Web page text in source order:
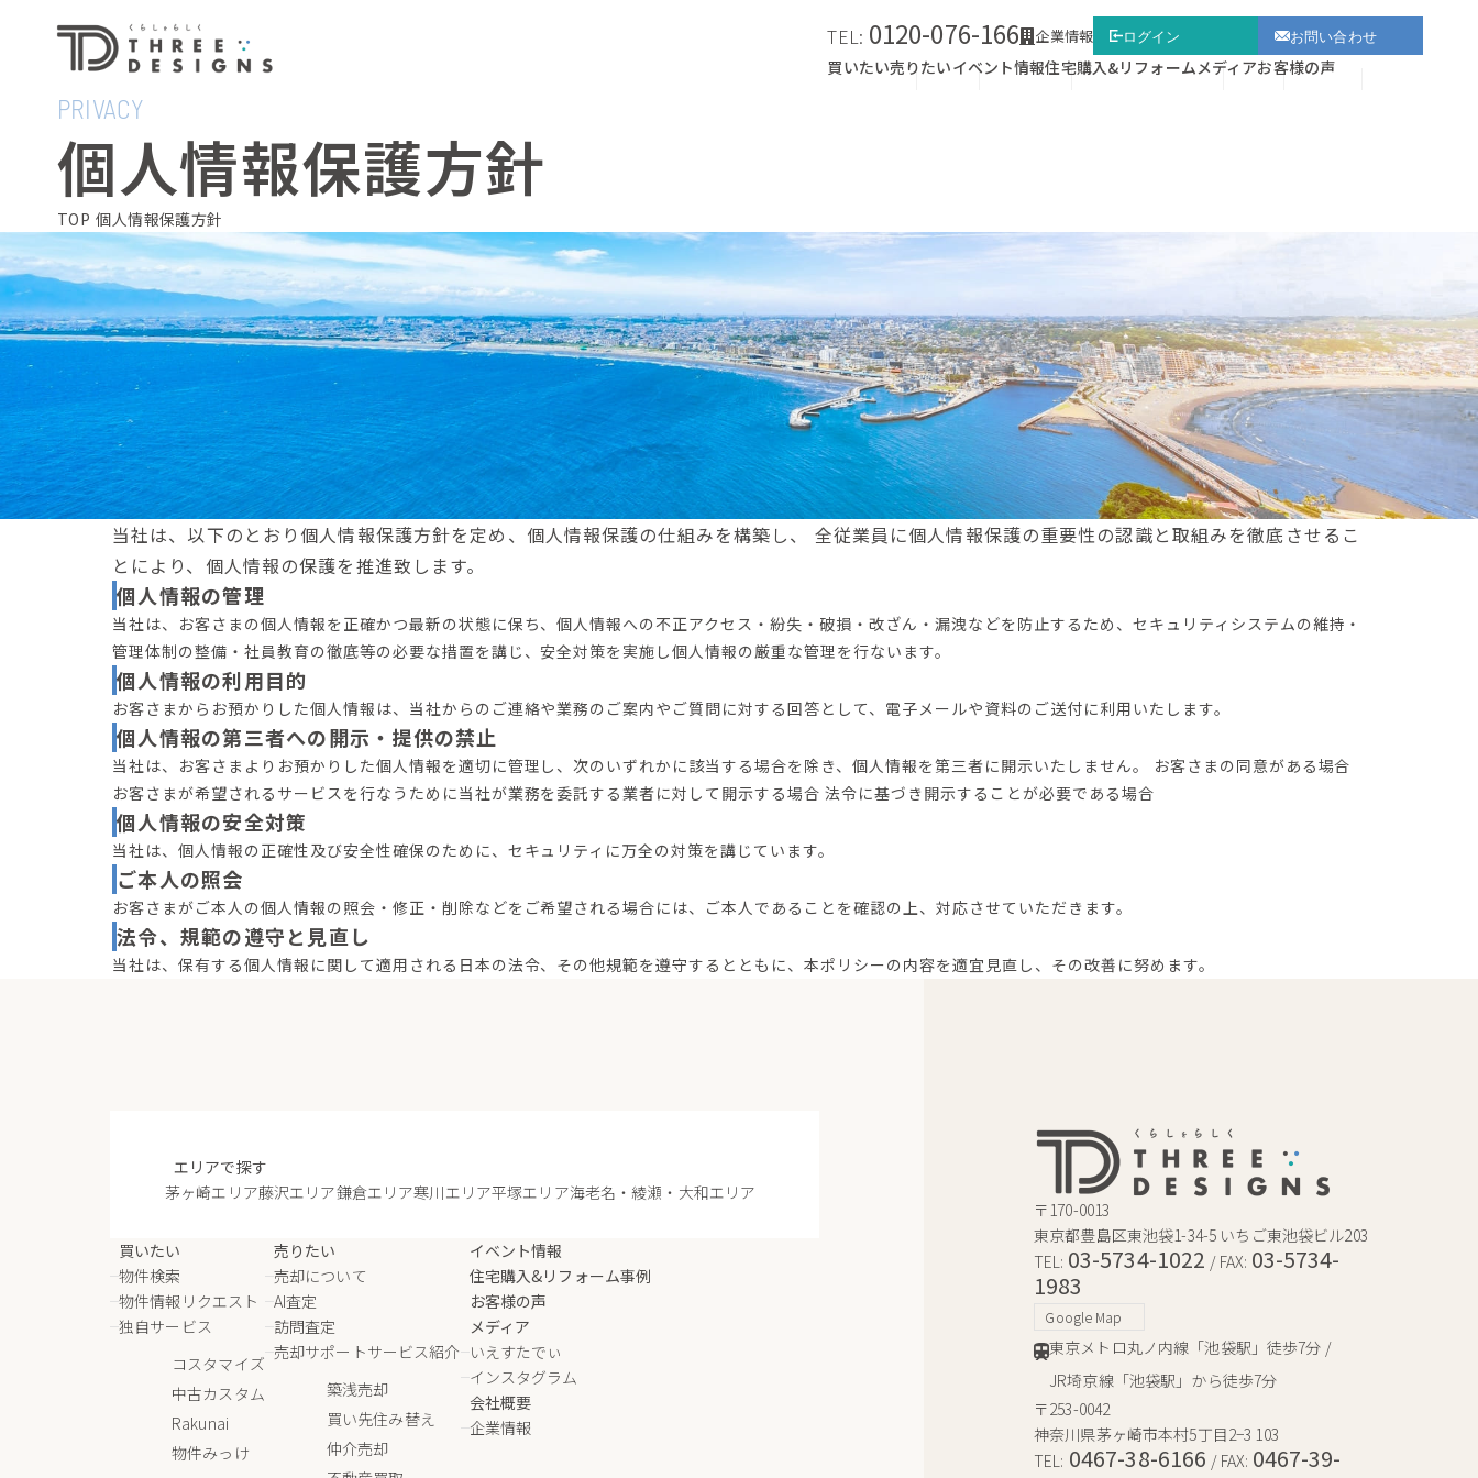
TEL: 0120-076-166 企業情報 ログイン お問い合わせ
買いたい売りたいイベント情報住宅購入&リフォームメディアお客様の声
PRIVACY
個人情報保護方針
TOP 個人情報保護方針
当社は、以下のとおり個人情報保護方針を定め、個人情報保護の仕組みを構築し、 全従業員に個人情報保護の重要性の認識と取組みを徹底させるこ
とにより、個人情報の保護を推進致します。
個人情報の管理
当社は、お客さまの個人情報を正確かつ最新の状態に保ち、個人情報への不正アクセス・紛失・破損・改ざん・漏洩などを防止するため、セキュリティシステムの維持・
管理体制の整備・社員教育の徹底等の必要な措置を講じ、安全対策を実施し個人情報の厳重な管理を行ないます。
個人情報の利用目的
お客さまからお預かりした個人情報は、当社からのご連絡や業務のご案内やご質問に対する回答として、電子メールや資料のご送付に利用いたします。
個人情報の第三者への開示・提供の禁止
当社は、お客さまよりお預かりした個人情報を適切に管理し、次のいずれかに該当する場合を除き、個人情報を第三者に開示いたしません。 お客さまの同意がある場合
お客さまが希望されるサービスを行なうために当社が業務を委託する業者に対して開示する場合 法令に基づき開示することが必要である場合
個人情報の安全対策
当社は、個人情報の正確性及び安全性確保のために、セキュリティに万全の対策を講じています。
ご本人の照会
お客さまがご本人の個人情報の照会・修正・削除などをご希望される場合には、ご本人であることを確認の上、対応させていただきます。
法令、規範の遵守と見直し
当社は、保有する個人情報に関して適用される日本の法令、その他規範を遵守するとともに、本ポリシーの内容を適宜見直し、その改善に努めます。
エリアで探す
茅ヶ崎エリア藤沢エリア鎌倉エリア寒川エリア平塚エリア海老名・綾瀬・大和エリア
買いたい
物件検索
物件情報リクエスト
独自サービス
コスタマイズ
中古カスタム
Rakunai
物件みっけ
売りたい
売却について
AI査定
訪問査定
売却サポートサービス紹介
築浅売却
買い先住み替え
仲介売却
イベント情報
住宅購入&リフォーム事例
お客様の声
メディア
いえすたでぃ
インスタグラム
会社概要
企業情報
〒170-0013
東京都豊島区東池袋1-34-5 いちご東池袋ビル203
TEL: 03-5734-1022 / FAX: 03-5734-
1983
Google Map
東京メトロ丸ノ内線「池袋駅」徒歩7分 /
JR埼京線「池袋駅」から徒歩7分
〒253-0042
神奈川県茅ヶ崎市本村5丁目2−3 103
TEL: 0467-38-6166 / FAX: 0467-39-